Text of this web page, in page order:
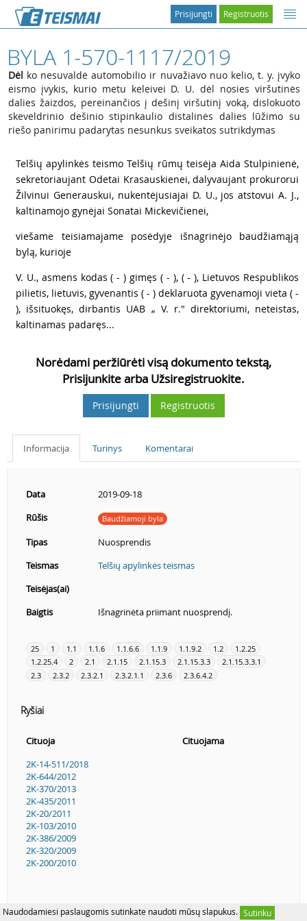
Naudodamiesi paslaugomis sutinkate naudoti mūsų slapukus. Sutinku
Registruotis
Prisijungti
BYLA 1-570-1117/2019
Dėl ko nesuvaldė automobilio ir nuvažiavo nuo kelio, t. y. įvyko
eismo įvykis, kurio metu keleivei D. U. dėl nosies viršutinės
dalies žaizdos, pereinančios į dešinį viršutinį voką, dislokuoto
skeveldrinio dešinio stipinkaulio distalinės dalies lūžimo su
riešo panirimu padarytas nesunkus sveikatos sutrikdymas
Telšių apylinkės teismo Telšių rūmų teisėja Aida Stulpinienė,
sekretoriaujant Odetai Krasauskienei, dalyvaujant prokurorui
Žilvinui Generauskui, nukentėjusiajai D. U., jos atstovui A. J.,
kaltinamojo gynėjai Sonatai Mickevičienei,
viešame teisiamajame posėdyje išnagrinėjo baudžiamąją
bylą, kurioje
V. U., asmens kodas ( - ) gimęs ( - ), ( - ), Lietuvos Respublikos
pilietis, lietuvis, gyvenantis ( - ) deklaruota gyvenamoji vieta ( -
), išsituokęs, dirbantis UAB „ V. r." direktoriumi, neteistas,
kaltinamas padaręs...
Norėdami peržiūrėti visą dokumento tekstą,
Prisijunkite arba Užsiregistruokite.
Prisijungti Registruotis
Informacija Turinys Komentarai
Data
2019-09-18
Rūšis
Baudžiamoji byla
Tipas
Nuosprendis
Teismas
Telšių apylinkės teismas
Teisėjas(ai)
Baigtis
Išnagrinėta priimant nuosprendį.
25 1 1.1 1.1.6 1.1.6.6 1.1.9 1.1.9.2 1.2
1.2.25
1.2.25.4
2 2.1 2.1.15 2.1.15.3 2.1.15.3.3
2.1.15.3.3.1
2.3
2.3.2 2.3.2.1 2.3.2.1.1 2.3.6 2.3.6.4.2
Ryšiai
Cituoja
Cituojama
2K-14-511/2018
2K-644/2012
2K-370/2013
2K-435/2011
2K-20/2011
2K-103/2010
2K-386/2009
2K-320/2009
2K-200/2010